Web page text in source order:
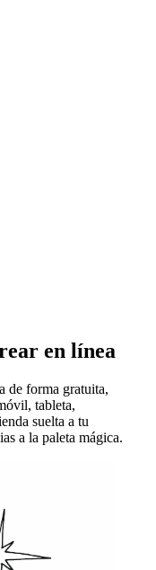
en línea
de forma gratuita,
tableta,
suelta a tu
a la paleta mágica.